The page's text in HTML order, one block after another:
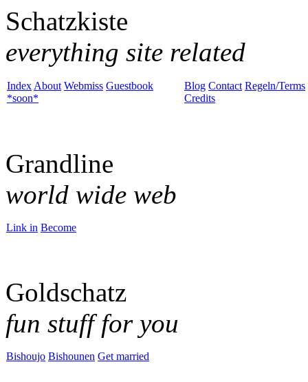
Schatzkiste
everything site related
Index About Webmiss Guestbook
*soon*
Blog Contact Regeln/Terms
Credits
Grandline
world wide web
Link in Become
Goldschatz
fun stuff for you
Bishoujo Bishounen Get married